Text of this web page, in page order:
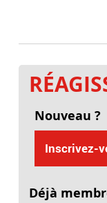
Nouveau ?
Inscrivez-
Déjà